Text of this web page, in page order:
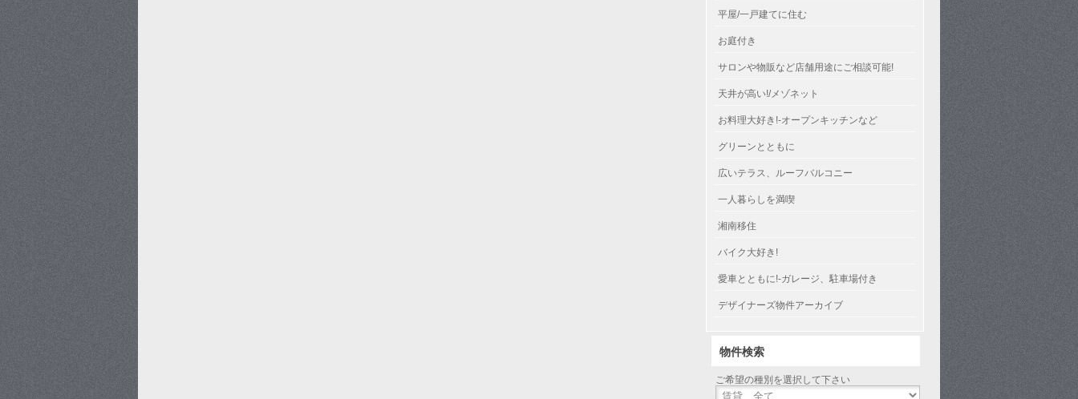
平屋/一戸建てに住む
お庭付き
サロンや物販など店舗用途にご相談可能!
天井が高い!/メゾネット
お料理大好き!-オープンキッチンなど
グリーンとともに
広いテラス、ルーフバルコニー
一人暮らしを満喫
湘南移住
バイク大好き!
愛車とともに!-ガレージ、駐車場付き
デザイナーズ物件アーカイブ
物件検索
ご希望の種別を選択して下さい